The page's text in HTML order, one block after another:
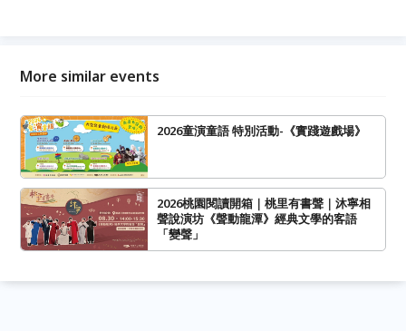
More similar events
2026童演童語 特別活動-《實踐遊戲場》
2026桃園閱讀開箱｜桃里有書聲｜沐寧相
聲說演坊《聲動龍潭》經典文學的客語
「變聲」